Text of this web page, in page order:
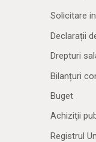
Solicitare
Declarații
Drepturi
Bilanțuri
Buget
Achiziţii
Registrul